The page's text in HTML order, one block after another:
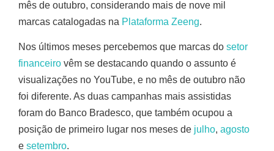
mês de outubro, considerando mais de nove mil
marcas catalogadas na Plataforma Zeeng.
Nos últimos meses percebemos que marcas do setor
financeiro vêm se destacando quando o assunto é
visualizações no YouTube, e no mês de outubro não
foi diferente. As duas campanhas mais assistidas
foram do Banco Bradesco, que também ocupou a
posição de primeiro lugar nos meses de julho, agosto
e setembro.